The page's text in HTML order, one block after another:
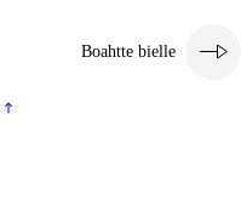
Boahtte bielle